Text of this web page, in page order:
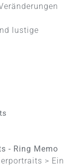
lustige
- Ring Memo
> Ein